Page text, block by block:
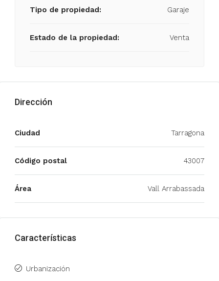
Tipo de propiedad: Garaje
Estado de la propiedad: Venta
Dirección
Ciudad Tarragona
Código postal 43007
Área Vall Arrabassada
Características
Urbanización